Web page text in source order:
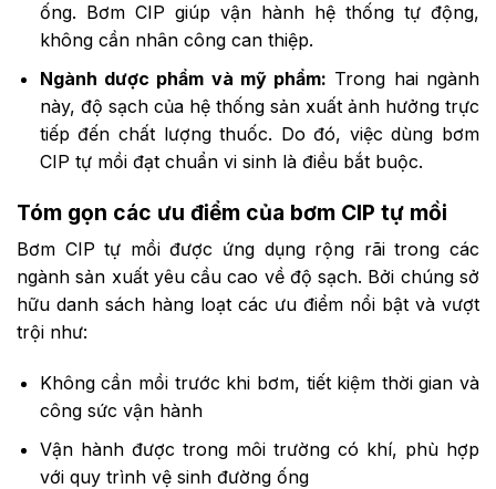
ống. Bơm CIP giúp vận hành hệ thống tự động,
không cần nhân công can thiệp.
Ngành dược phẩm và mỹ phẩm: Trong hai ngành
này, độ sạch của hệ thống sản xuất ảnh hưởng trực
tiếp đến chất lượng thuốc. Do đó, việc dùng bơm
CIP tự mồi đạt chuẩn vi sinh là điều bắt buộc.
Tóm gọn các ưu điểm của bơm CIP tự mồi
Bơm CIP tự mồi được ứng dụng rộng rãi trong các
ngành sản xuất yêu cầu cao về độ sạch. Bởi chúng sở
hữu danh sách hàng loạt các ưu điểm nổi bật và vượt
trội như:
Không cần mồi trước khi bơm, tiết kiệm thời gian và
công sức vận hành
Vận hành được trong môi trường có khí, phù hợp
với quy trình vệ sinh đường ống